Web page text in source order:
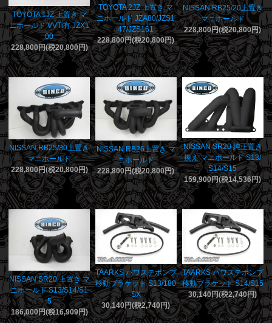
TOYOTA 1JZ 上置き マ
ニホールド VVTi有 JZX1
00
228,800円(税20,800円)
TOYOTA 2JZ 上置き マ
ニホールド JZA80/JZS1
47/JZS161
228,800円(税20,800円)
NISSAN RB25/20上置き
マニホールド
228,800円(税20,800円)
NISSAN RB25/30上置き
マニホールド
228,800円(税20,800円)
NISSAN RB26上置き マ
ニホールド
228,800円(税20,800円)
NISSAN SR20 純正置き
換え マニホールド S13/
S14/S15
159,900円(税14,536円)
NISSAN SR20 上置き マ
ニホールド S13/S14/S1
5
186,000円(税16,909円)
TAARKS パワステポンプ
移動ブラケット S13/180
SX
30,140円(税2,740円)
TAARKS パワステポンプ
移動ブラケット S14/S15
30,140円(税2,740円)